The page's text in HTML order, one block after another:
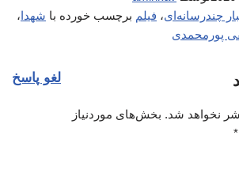
چندرسانه‌ای، فیلم برچسب خورده با شهدا،
پورمحمدی
لغو پاسخ
نخواهد شد. بخش‌های موردنیاز
*